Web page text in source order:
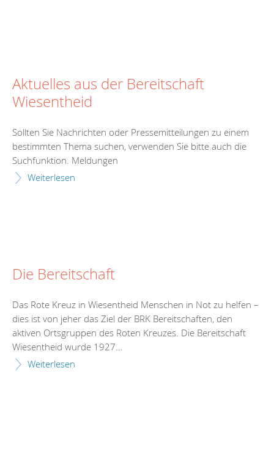
Aktuelles aus der Bereitschaft
Wiesentheid
Sollten Sie Nachrichten oder Pressemitteilungen zu einem
bestimmten Thema suchen, verwenden Sie bitte auch die
Suchfunktion. Meldungen
Weiterlesen
Die Bereitschaft
Das Rote Kreuz in Wiesentheid Menschen in Not zu helfen –
dies ist von jeher das Ziel der BRK Bereitschaften, den
aktiven Ortsgruppen des Roten Kreuzes. Die Bereitschaft
Wiesentheid wurde 1927...
Weiterlesen